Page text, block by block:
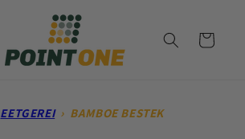
Winkelwagen
EETGEREI› BAMBOE BESTEK